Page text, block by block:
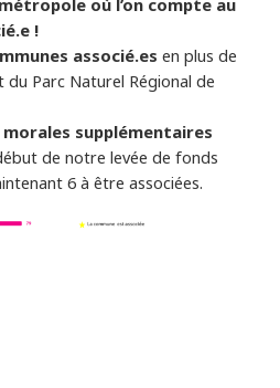
où l’on compte au
!
associé.es en plus de
Parc Naturel Régional de
morales supplémentaires
de notre levée de fonds
6 à être associées.